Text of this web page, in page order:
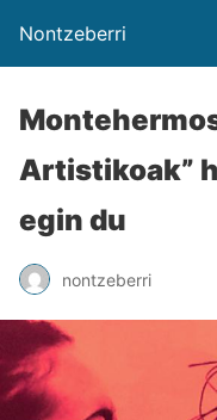
Nontzeberri
Artistikoak”
egin du
nontzeberri